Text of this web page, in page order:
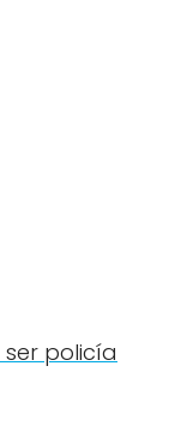
policía